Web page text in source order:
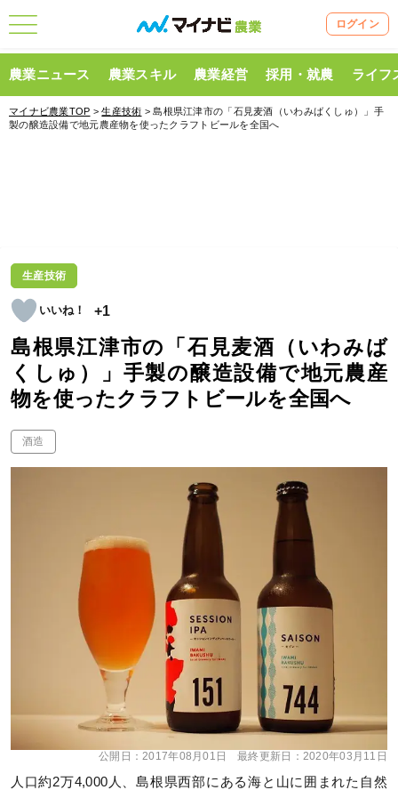
ログイン
農業ニュース 農業スキル 農業経営 採用・就農 ライフ
マイナビ農業TOP >生産技術 > 島根県江津市の「石見麦酒（いわみばくしゅ）」手
製の醸造設備で地元農産物を使ったクラフトビールを全国へ
生産技術
+1
島根県江津市の「石見麦酒（いわみば
くしゅ）」手製の醸造設備で地元農産
物を使ったクラフトビールを全国へ
酒造
公開日：2017年08月01日 最終更新日： 2020年03月11日
人口約2万4,000人、島根県西部にある海と山に囲まれた自然